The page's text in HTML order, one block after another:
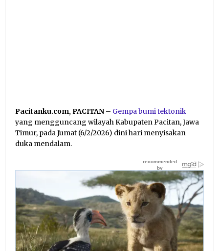
Pacitanku.com, PACITAN – Gempa bumitektonik
yang mengguncang wilayah Kabupaten Pacitan, Jawa
Timur, pada Jumat (6/2/2026) dini hari menyisakan
duka mendalam.